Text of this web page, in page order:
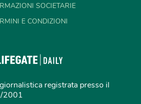
SOCIETARIE
E CONDIZIONI
registrata presso il
2001